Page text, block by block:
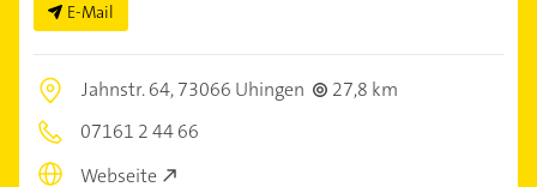
E-Mail
Jahnstr. 64,73066 Uhingen
27,8 km
07161 2 44 66
Webseite